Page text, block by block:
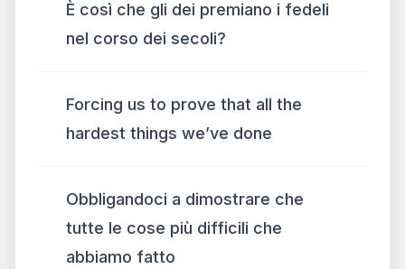
È così che gli dei premiano i fedeli
nel corso dei secoli?
Forcing us to prove that all the
hardest things we’ve done
Obbligandoci a dimostrare che
tutte le cose più difficili che
abbiamo fatto